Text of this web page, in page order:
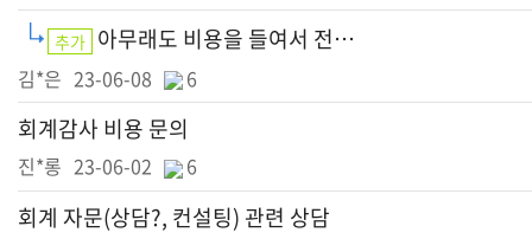
추가 아무래도 비용을 들여서 전문적인 회계 자문? 요청을 드리는 것이 좋을 듯합니다.
김*은 23-06-08 6
회계감사 비용 문의
진*롱 23-06-02 6
회계 자문(상담?, 컨설팅) 관련 상담